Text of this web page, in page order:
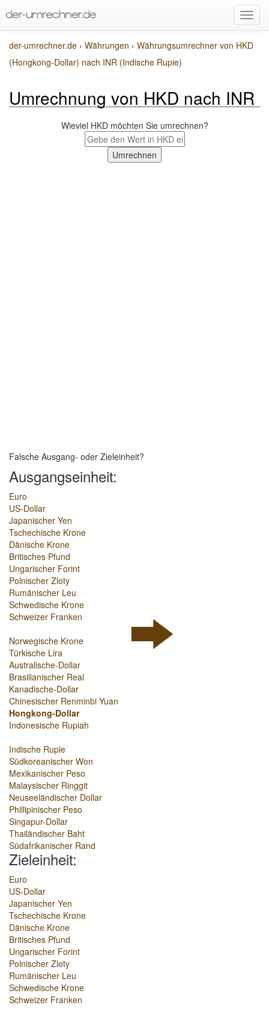
der-umrechner.de › Währungen › Währungsumrechner von HKD
(Hongkong-Dollar) nach INR (Indische Rupie)
Umrechnung von HKD nach INR
Wieviel HKD möchten Sie umrechnen?
Falsche Ausgang- oder Zieleinheit?
Ausgangseinheit:
Euro
US-Dollar
Japanischer Yen
Tschechische Krone
Dänische Krone
Britisches Pfund
Ungarischer Forint
Polnischer Zloty
Rumänischer Leu
Schwedische Krone
Schweizer Franken
Norwegische Krone
Türkische Lira
Australische-Dollar
Brasilianischer Real
Kanadische-Dollar
Chinesischer Renminbi Yuan
Hongkong-Dollar
Indonesische Rupiah
Indische Rupie
Südkoreanischer Won
Mexikanischer Peso
Malaysischer Ringgit
Neuseeländischer Dollar
Phillipinischer Peso
Singapur-Dollar
Thailändischer Baht
Südafrikanischer Rand
Zieleinheit:
Euro
US-Dollar
Japanischer Yen
Tschechische Krone
Dänische Krone
Britisches Pfund
Ungarischer Forint
Polnischer Zloty
Rumänischer Leu
Schwedische Krone
Schweizer Franken